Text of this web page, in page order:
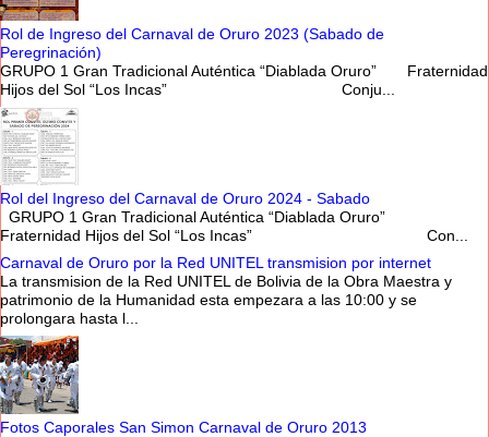
Rol de Ingreso del Carnaval de Oruro 2023 (Sabado de
Peregrinación)
GRUPO 1 Gran Tradicional Auténtica “Diablada Oruro” Fraternidad
Hijos del Sol “Los Incas” Conju...
Rol del Ingreso del Carnaval de Oruro 2024 - Sabado
GRUPO 1 Gran Tradicional Auténtica “Diablada Oruro”
Fraternidad Hijos del Sol “Los Incas” Con...
Carnaval de Oruro por la Red UNITEL transmision por internet
La transmision de la Red UNITEL de Bolivia de la Obra Maestra y
patrimonio de la Humanidad esta empezara a las 10:00 y se
prolongara hasta l...
Fotos Caporales San Simon Carnaval de Oruro 2013